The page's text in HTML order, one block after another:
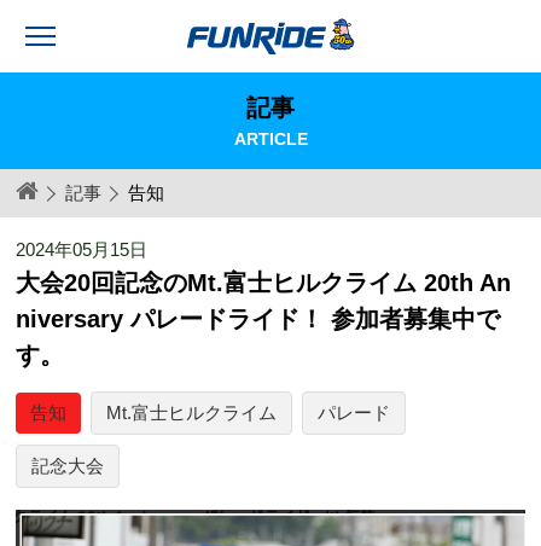
記事
ARTICLE
記事 告知
2024年05月15日
大会20回記念のMt.富士ヒルクライム 20th An
niversary パレードライド！ 参加者募集中で
す。
告知 Mt.富士ヒルクライム パレード
記念大会